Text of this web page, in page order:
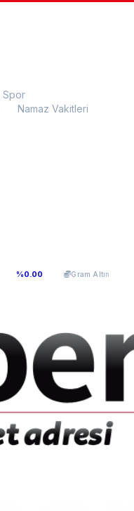
Spor
Namaz Vakitleri
Gram Altın 6.107,34 %0.00